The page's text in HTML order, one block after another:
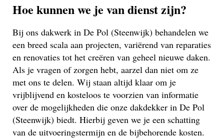
Hoe kunnen we je van dienst zijn?
Bij ons dakwerk in De Pol (Steenwijk) behandelen we
een breed scala aan projecten, variërend van reparaties
en renovaties tot het creëren van geheel nieuwe daken.
Als je vragen of zorgen hebt, aarzel dan niet om ze
met ons te delen. Wij staan altijd klaar om je
vrijblijvend en kosteloos te voorzien van informatie
over de mogelijkheden die onze dakdekker in De Pol
(Steenwijk) biedt. Hierbij geven we je een schatting
van de uitvoeringstermijn en de bijbehorende kosten.